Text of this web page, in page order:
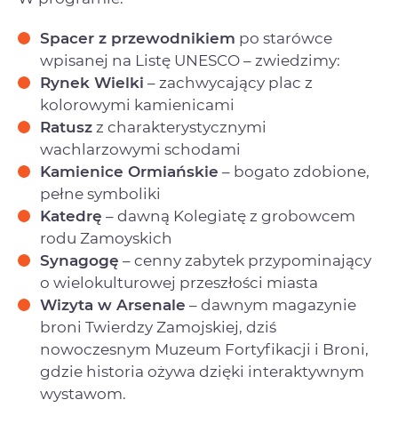
Spacer z przewodnikiem po starówce
wpisanej na Listę UNESCO – zwiedzimy:
Rynek Wielki – zachwycający plac z
kolorowymi kamienicami
Ratusz z charakterystycznymi
wachlarzowymi schodami
Kamienice Ormiańskie – bogato zdobione,
pełne symboliki
Katedrę – dawną Kolegiatę z grobowcem
rodu Zamoyskich
Synagogę – cenny zabytek przypominający
o wielokulturowej przeszłości miasta
Wizyta w Arsenale – dawnym magazynie
broni Twierdzy Zamojskiej, dziś
nowoczesnym Muzeum Fortyfikacji i Broni,
gdzie historia ożywa dzięki interaktywnym
wystawom.